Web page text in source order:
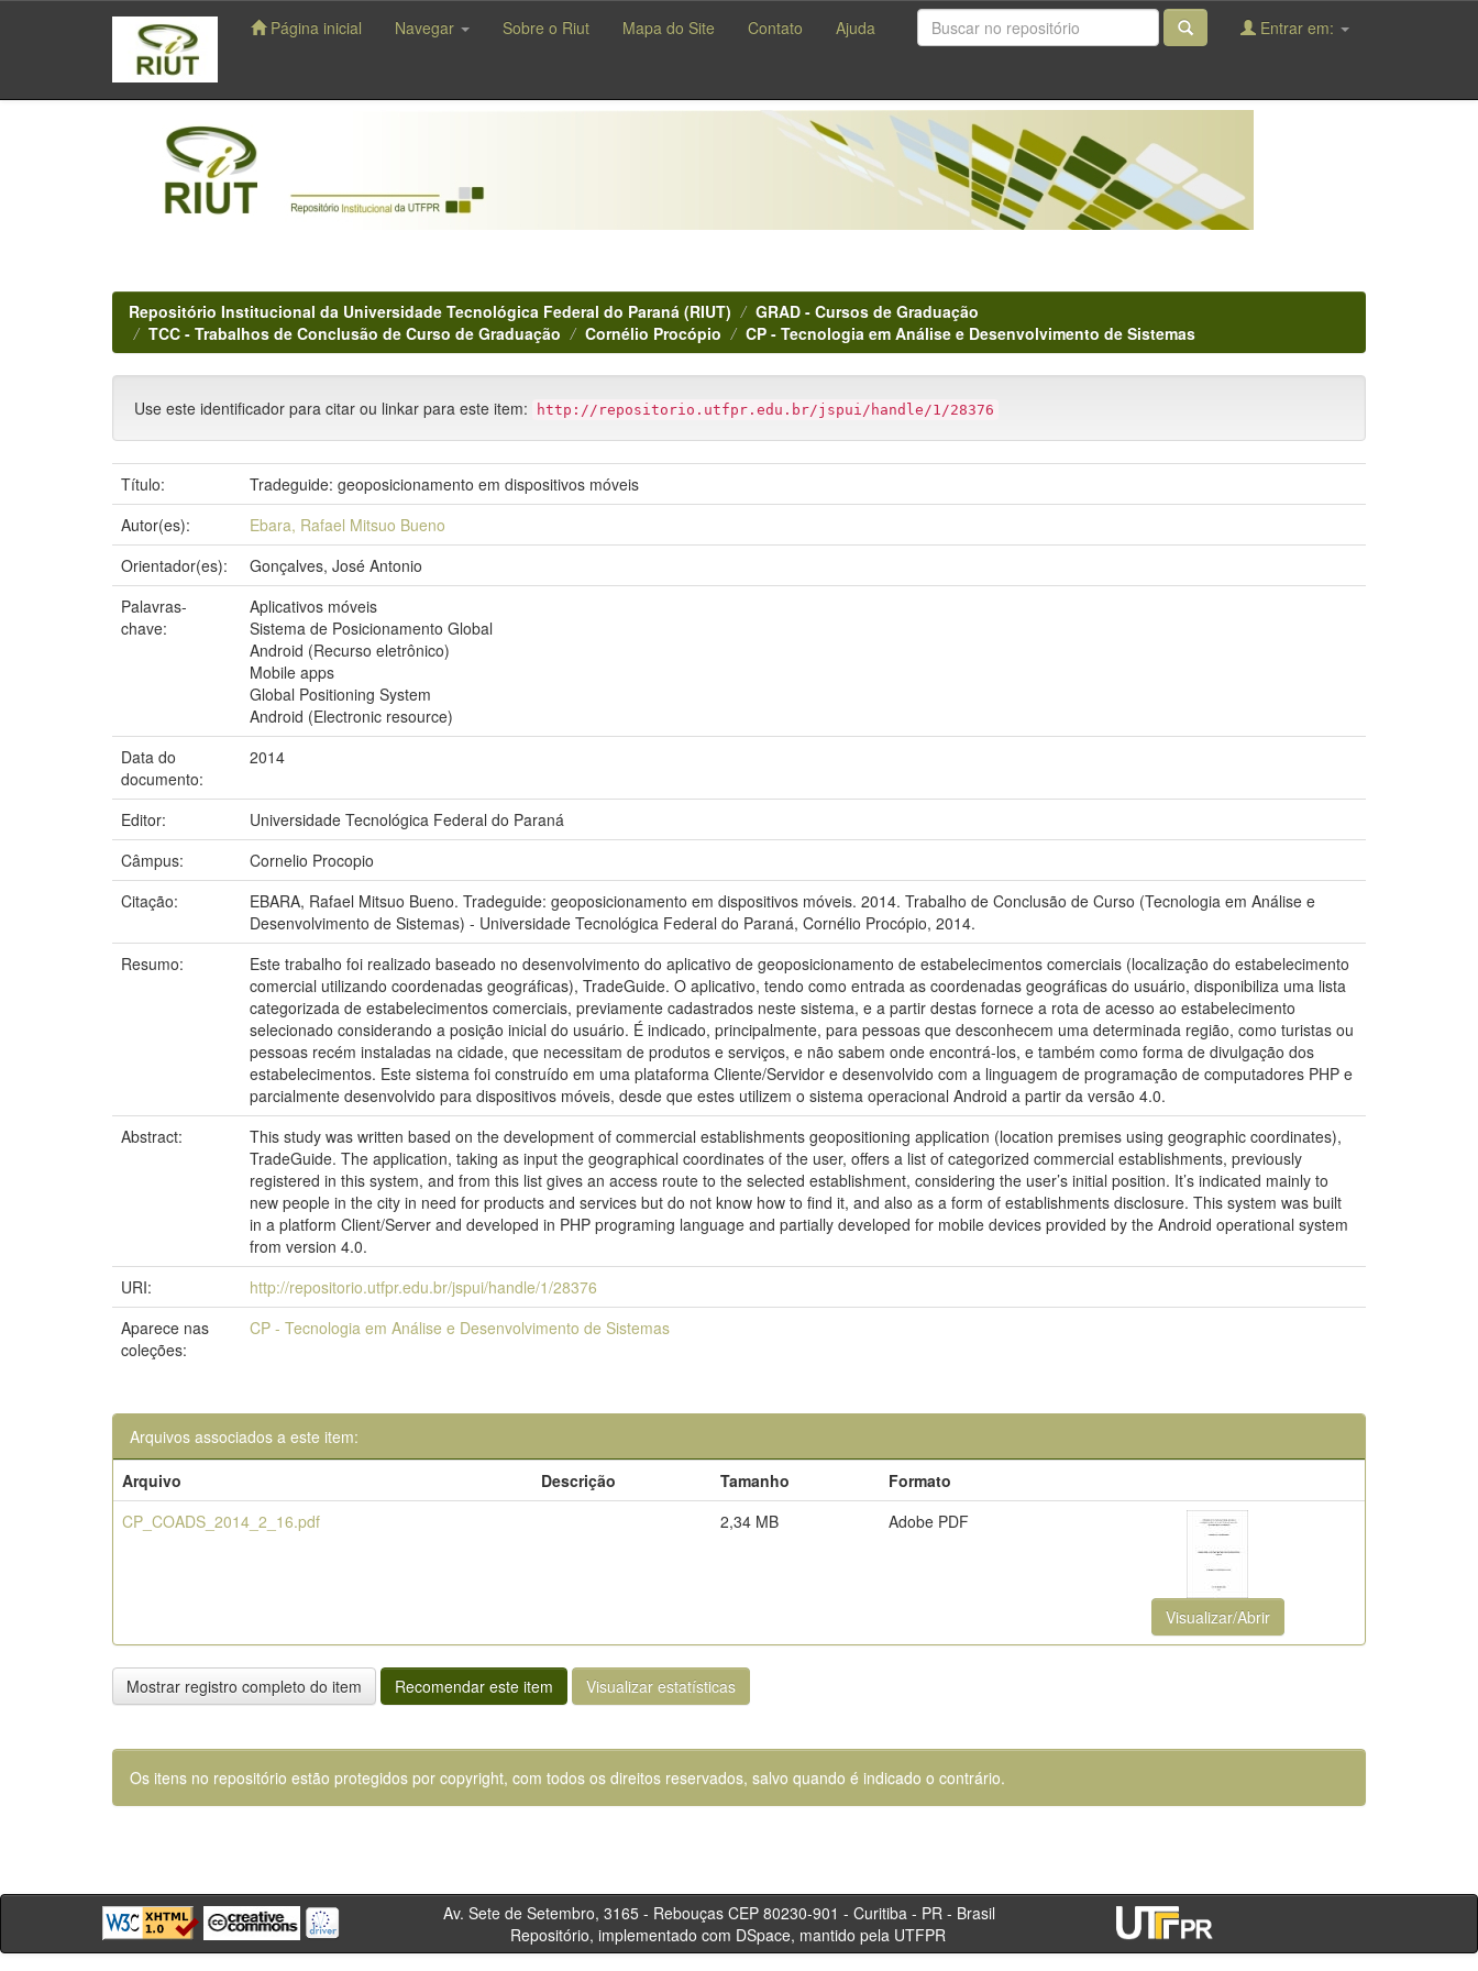
navigation
Página inicial Navegar Sobre o Riut Mapa do Site Contato Ajuda Entrar em:
Repositório Institucional da Universidade Tecnológica Federal do Paraná (RIUT)
GRAD - Cursos de Graduação
TCC - Trabalhos de Conclusão de Curso de Graduação
Cornélio Procópio CP - Tecnologia em Análise e Desenvolvimento de Sistemas
Use este identificador para citar ou linkar para este item: http://repositorio.utfpr.edu.br/jspui/handle/1/28376
Título:
Tradeguide: geoposicionamento em dispositivos móveis
Autor(es):
Ebara, Rafael Mitsuo Bueno
Orientador(es):
Gonçalves, José Antonio
Palavras-
chave:
Aplicativos móveis
Sistema de Posicionamento Global
Android (Recurso eletrônico)
Mobile apps
Global Positioning System
Android (Electronic resource)
Data do
documento:
2014
Editor:
Universidade Tecnológica Federal do Paraná
Câmpus:
Cornelio Procopio
Citação:
EBARA, Rafael Mitsuo Bueno. Tradeguide: geoposicionamento em dispositivos móveis. 2014. Trabalho de Conclusão de Curso (Tecnologia em Análise e
Desenvolvimento de Sistemas) - Universidade Tecnológica Federal do Paraná, Cornélio Procópio, 2014.
Resumo:
Este trabalho foi realizado baseado no desenvolvimento do aplicativo de geoposicionamento de estabelecimentos comerciais (localização do estabelecimento
comercial utilizando coordenadas geográficas), TradeGuide. O aplicativo, tendo como entrada as coordenadas geográficas do usuário, disponibiliza uma lista
categorizada de estabelecimentos comerciais, previamente cadastrados neste sistema, e a partir destas fornece a rota de acesso ao estabelecimento
selecionado considerando a posição inicial do usuário. É indicado, principalmente, para pessoas que desconhecem uma determinada região, como turistas ou
pessoas recém instaladas na cidade, que necessitam de produtos e serviços, e não sabem onde encontrá-los, e também como forma de divulgação dos
estabelecimentos. Este sistema foi construído em uma plataforma Cliente/Servidor e desenvolvido com a linguagem de programação de computadores PHP e
parcialmente desenvolvido para dispositivos móveis, desde que estes utilizem o sistema operacional Android a partir da versão 4.0.
Abstract:
This study was written based on the development of commercial establishments geopositioning application (location premises using geographic coordinates),
TradeGuide. The application, taking as input the geographical coordinates of the user, offers a list of categorized commercial establishments, previously
registered in this system, and from this list gives an access route to the selected establishment, considering the user’s initial position. It’s indicated mainly to
new people in the city in need for products and services but do not know how to find it, and also as a form of establishments disclosure. This system was built
in a platform Client/Server and developed in PHP programing language and partially developed for mobile devices provided by the Android operational system
from version 4.0.
URI:
http://repositorio.utfpr.edu.br/jspui/handle/1/28376
Aparece nas
coleções:
CP - Tecnologia em Análise e Desenvolvimento de Sistemas
Arquivos associados a este item:
Arquivo
Descrição Tamanho
Formato
CP_COADS_2014_2_16.pdf
2,34 MB Adobe PDF
Visualizar/Abrir
Mostrar registro completo do item Recomendar este item Visualizar estatísticas
Os itens no repositório estão protegidos por copyright, com todos os direitos reservados, salvo quando é indicado o contrário.
Av. Sete de Setembro, 3165 - Rebouças CEP 80230-901 - Curitiba - PR - Brasil
Repositório, implementado com DSpace, mantido pela UTFPR